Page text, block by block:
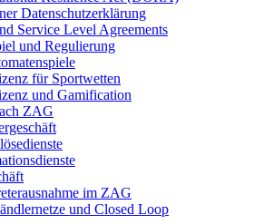
Datenschutzerklärung
Service Level Agreements
und Regulierung
für Sportwetten
und Gamification
ZAG
im ZAG
und Closed Loop